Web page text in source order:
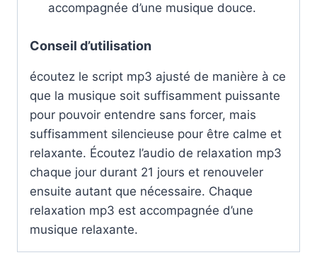
accompagnée d’une musique douce.
Conseil d’utilisation
écoutez le script mp3 ajusté de manière à ce
que la musique soit suffisamment puissante
pour pouvoir entendre sans forcer, mais
suffisamment silencieuse pour être calme et
relaxante. Écoutez l’audio de relaxation mp3
chaque jour durant 21 jours et renouveler
ensuite autant que nécessaire. Chaque
relaxation mp3 est accompagnée d’une
musique relaxante.